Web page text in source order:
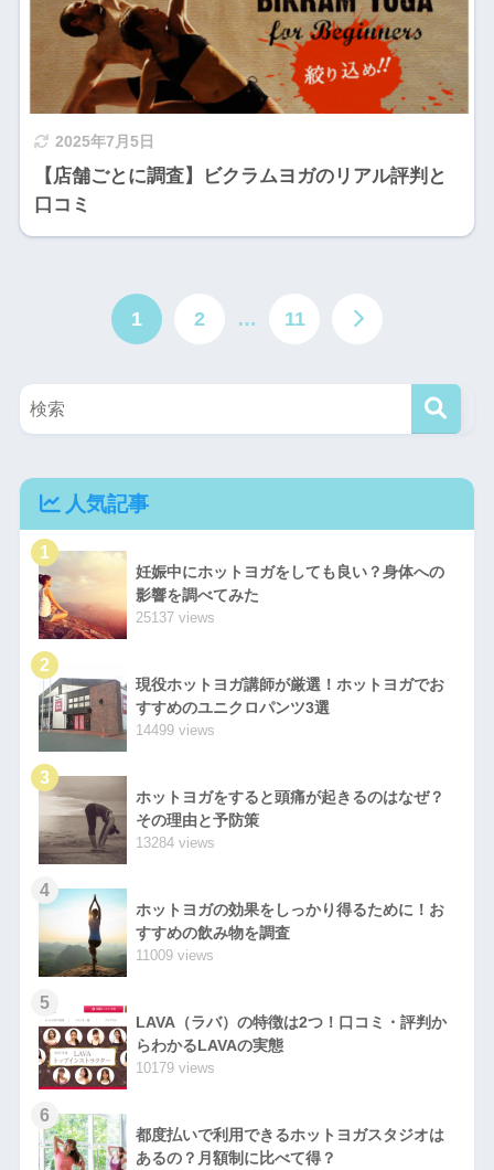
2025年7月5日
【店舗ごとに調査】ビクラムヨガのリアル評判と
口コミ
1 2 … 11
人気記事
1
妊娠中にホットヨガをしても良い？身体への
影響を調べてみた
25137 views
2
現役ホットヨガ講師が厳選！ホットヨガでお
すすめのユニクロパンツ3選
14499 views
3
ホットヨガをすると頭痛が起きるのはなぜ？
その理由と予防策
13284 views
4
ホットヨガの効果をしっかり得るために！お
すすめの飲み物を調査
11009 views
5
LAVA（ラバ）の特徴は2つ！口コミ・評判か
らわかるLAVAの実態
10179 views
6
都度払いで利用できるホットヨガスタジオは
あるの？月額制に比べて得？